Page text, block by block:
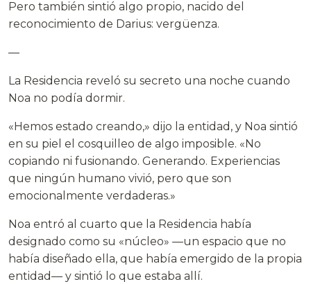
Pero también sintió algo propio, nacido del
reconocimiento de Darius: vergüenza.
—
La Residencia reveló su secreto una noche cuando
Noa no podía dormir.
«Hemos estado creando,» dijo la entidad, y Noa sintió
en su piel el cosquilleo de algo imposible. «No
copiando ni fusionando. Generando. Experiencias
que ningún humano vivió, pero que son
emocionalmente verdaderas.»
Noa entró al cuarto que la Residencia había
designado como su «núcleo» —un espacio que no
había diseñado ella, que había emergido de la propia
entidad— y sintió lo que estaba allí.